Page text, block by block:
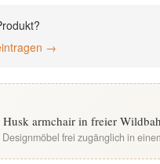
→
armchair in freier
frei zugänglich in